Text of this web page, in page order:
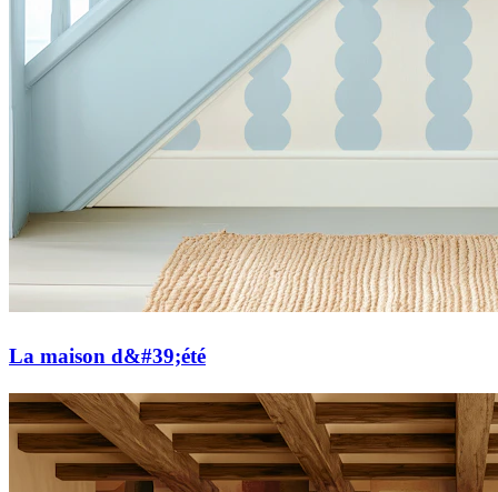
La maison d&#39;été